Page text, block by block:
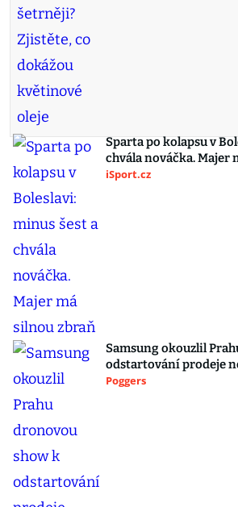
Sparta po kolapsu v
chvála nováčka. Majer
iSport.cz
Samsung okouzlil
odstartování prodeje
Poggers